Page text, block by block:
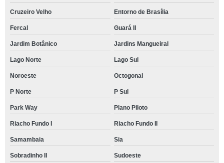
Cruzeiro Velho Entorno de Brasília
Fercal Guará II
Jardim Botânico Jardins Mangueiral
Lago Norte Lago Sul
Noroeste Octogonal
P Norte P Sul
Park Way Plano Piloto
Riacho Fundo I Riacho Fundo II
Samambaia Sia
Sobradinho II Sudoeste